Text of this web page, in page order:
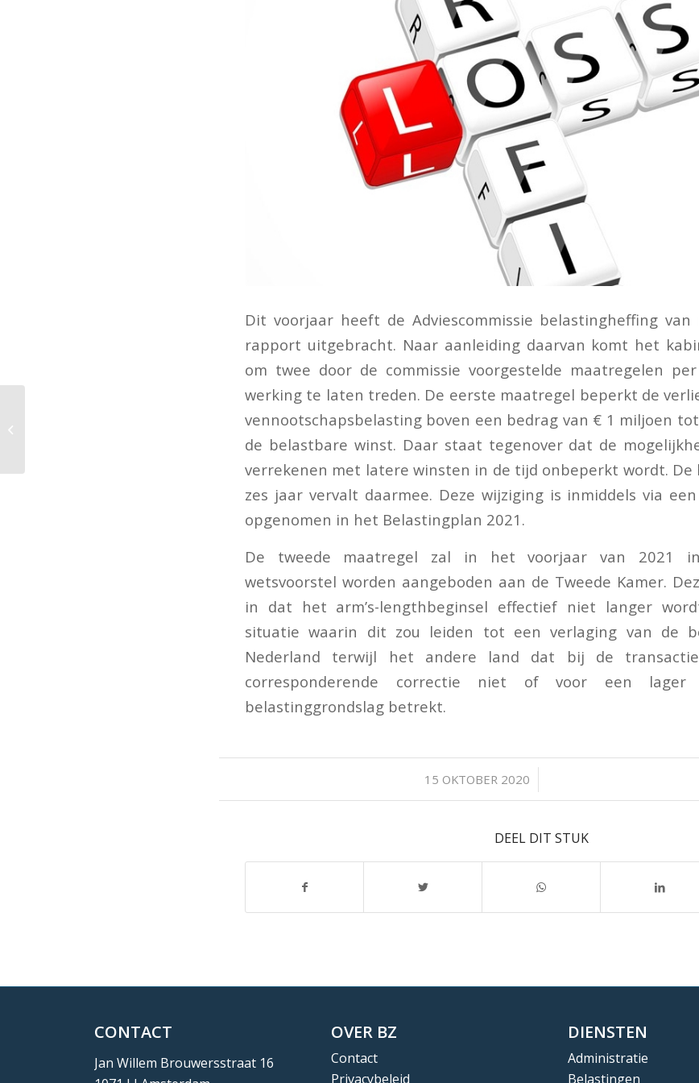
Dit voorjaar heeft de Adviescommissie belastingheffing
rapport uitgebracht. Naar aanleiding daarvan komt het
om twee door de commissie voorgestelde maatregelen
werking te laten treden. De eerste maatregel beperkt de
vennootschapsbelasting boven een bedrag van € 1 miljoen
de belastbare winst. Daar staat tegenover dat de
verrekenen met latere winsten in de tijd onbeperkt wordt. De
zes jaar vervalt daarmee. Deze wijziging is inmiddels via
opgenomen in het Belastingplan 2021.
De tweede maatregel zal in het voorjaar van 2021
wetsvoorstel worden aangeboden aan de Tweede Kamer.
in dat het arm’s-lengthbeginsel effectief niet langer
situatie waarin dit zou leiden tot een verlaging van de
Nederland terwijl het andere land dat bij de
corresponderende correctie niet of voor een
belastinggrondslag betrekt.
15 OKTOBER 2020
/
DEEL DIT STUK
CONTACT
Jan Willem Brouwersstraat 16
OVER BZ
Contact
Privacybeleid
DIENSTEN
Administratie
Belastingen